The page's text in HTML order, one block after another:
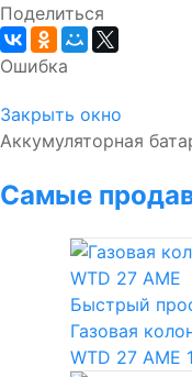
Поделиться
Ошибка
Закрыть окно
Аккумуляторная
Самые
Быстрый
Газовая
WTD 27 AME